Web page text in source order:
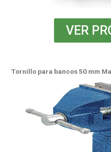
VER
Tornillo para bancos 50 mm